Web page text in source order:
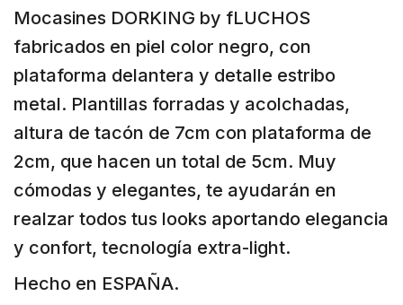
Mocasines DORKING by fLUCHOS
fabricados en piel color negro, con
plataforma delantera y detalle estribo
metal. Plantillas forradas y acolchadas,
altura de tacón de 7cm con plataforma de
2cm, que hacen un total de 5cm. Muy
cómodas y elegantes, te ayudarán en
realzar todos tus looks aportando elegancia
y confort, tecnología extra-light.
Hecho en ESPAÑA.